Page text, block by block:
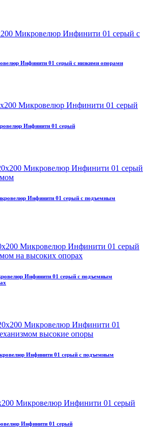
Инфинити 01 серый с низкими опорами
Инфинити 01 серый
Инфинити 01 серый с подъемным
Инфинити 01 серый с подъемным
Инфинити 01 серый с подъемным
Инфинити 01 серый